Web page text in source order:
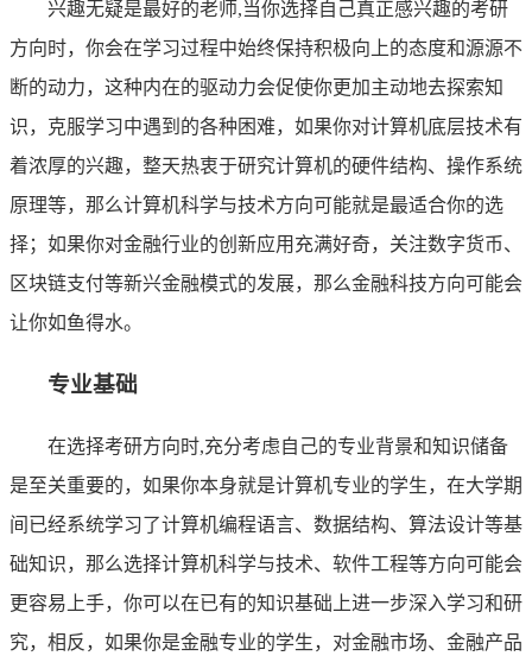
兴趣无疑是最好的老师,当你选择自己真正感兴趣的考研
方向时，你会在学习过程中始终保持积极向上的态度和源源不
断的动力，这种内在的驱动力会促使你更加主动地去探索知
识，克服学习中遇到的各种困难，如果你对计算机底层技术有
着浓厚的兴趣，整天热衷于研究计算机的硬件结构、操作系统
原理等，那么计算机科学与技术方向可能就是最适合你的选
择；如果你对金融行业的创新应用充满好奇，关注数字货币、
区块链支付等新兴金融模式的发展，那么金融科技方向可能会
让你如鱼得水。
专业基础
在选择考研方向时,充分考虑自己的专业背景和知识储备
是至关重要的，如果你本身就是计算机专业的学生，在大学期
间已经系统学习了计算机编程语言、数据结构、算法设计等基
础知识，那么选择计算机科学与技术、软件工程等方向可能会
更容易上手，你可以在已有的知识基础上进一步深入学习和研
究，相反，如果你是金融专业的学生，对金融市场、金融产品